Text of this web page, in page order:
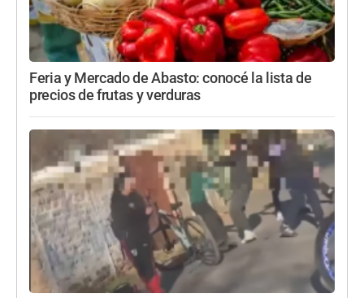
Feria y Mercado de Abasto: conocé la lista de
precios de frutas y verduras